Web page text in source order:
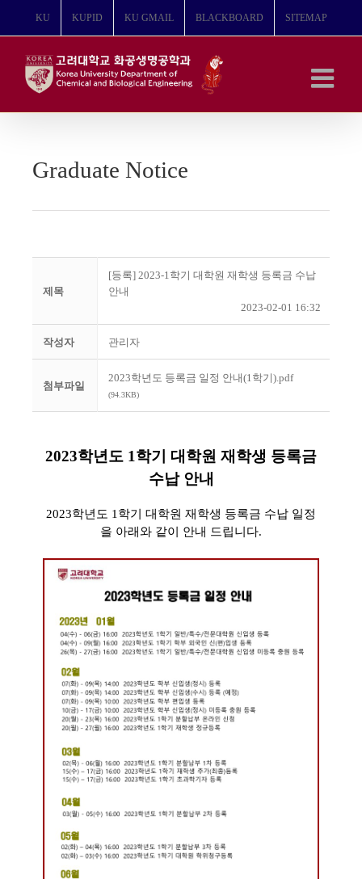
뛰
KU KUPID KU GMAIL BLACKBOARD SITEMAP
Graduate Notice
제목
[등록] 2023-1학기 대학원 재학생 등록금 수납
안내
2023-02-01 16:32
작성자 관리자
첨부파일
2023학년도 등록금 일정 안내(1학기).pdf
(94.3KB)
2023학년도 1학기 대학원 재학생 등록금
수납 안내
2023학년도 1학기 대학원 재학생 등록금 수납 일정
을 아래와 같이 안내 드립니다.